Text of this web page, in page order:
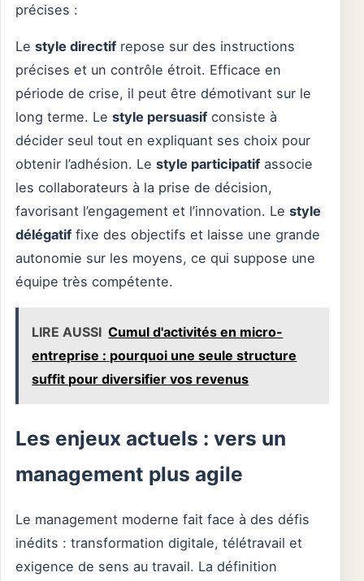
précises :
Le style directif repose sur des instructions
précises et un contrôle étroit. Efficace en
période de crise, il peut être démotivant sur le
long terme. Le style persuasif consiste à
décider seul tout en expliquant ses choix pour
obtenir l’adhésion. Le style participatif associe
les collaborateurs à la prise de décision,
favorisant l’engagement et l’innovation. Le style
délégatif fixe des objectifs et laisse une grande
autonomie sur les moyens, ce qui suppose une
équipe très compétente.
LIRE AUSSI Cumul d'activités en micro-
entreprise : pourquoi une seule structure
suffit pour diversifier vos revenus
Les enjeux actuels : vers un
management plus agile
Le management moderne fait face à des défis
inédits : transformation digitale, télétravail et
exigence de sens au travail. La définition